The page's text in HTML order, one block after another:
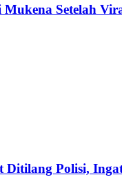
Setelah
Ditilang Polisi,